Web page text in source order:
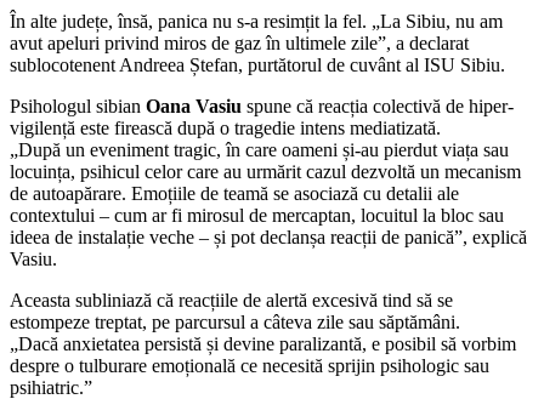
În alte județe, însă, panica nu s-a resimțit la fel. „La Sibiu, nu am
avut apeluri privind miros de gaz în ultimele zile”, a declarat
sublocotenent Andreea Ștefan, purtătorul de cuvânt al ISU Sibiu.
Psihologul sibian Oana Vasiu spune că reacția colectivă de hiper-
vigilență este firească după o tragedie intens mediatizată.
„După un eveniment tragic, în care oameni și-au pierdut viața sau
locuința, psihicul celor care au urmărit cazul dezvoltă un mecanism
de autoapărare. Emoțiile de teamă se asociază cu detalii ale
contextului – cum ar fi mirosul de mercaptan, locuitul la bloc sau
ideea de instalație veche – și pot declanșa reacții de panică”, explică
Vasiu.
Aceasta subliniază că reacțiile de alertă excesivă tind să se
estompeze treptat, pe parcursul a câteva zile sau săptămâni.
„Dacă anxietatea persistă și devine paralizantă, e posibil să vorbim
despre o tulburare emoțională ce necesită sprijin psihologic sau
psihiatric.”